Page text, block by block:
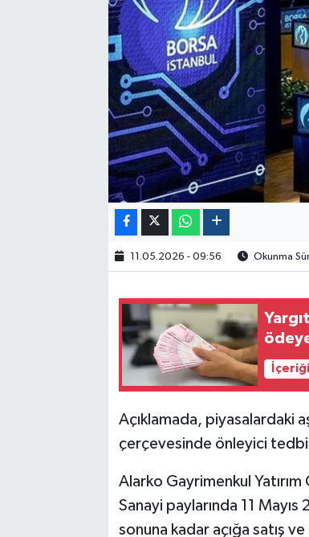
11.05.2026 - 09:56 Okunma
Açıklamada, piyasalardaki
çerçevesinde önleyici
Alarko Gayrimenkul
Sanayi paylarında 11
sonuna kadar açığa satış
Çalışma Hayatı
2024 Seçim Sonuçları